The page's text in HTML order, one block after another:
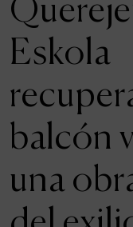
ESTUDIOS
KINOFABRIKA
COMUNIDAD
LA CASA DEL
ACTUALIDAD
Eskola
balcón
una